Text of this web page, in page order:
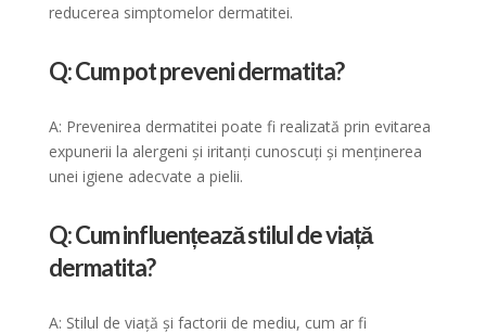
reducerea simptomelor dermatitei.
Q: Cum pot preveni dermatita?
A: Prevenirea dermatitei poate fi realizată prin evitarea
expunerii la alergeni și iritanți cunoscuți și menținerea
unei igiene adecvate a pielii.
Q: Cum influențează stilul de viață
dermatita?
A: Stilul de viață și factorii de mediu, cum ar fi